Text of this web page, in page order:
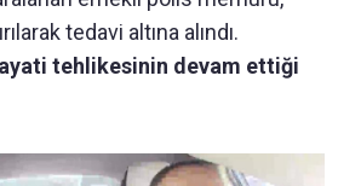
tedavi altına alındı.
tehlikesinin devam ettiği